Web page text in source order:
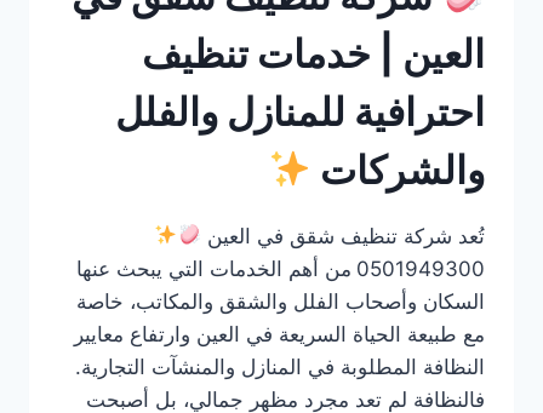
العين | خدمات تنظيف
احترافية للمنازل والفلل
والشركات
تُعد شركة تنظيف شقق في العين
0501949300 من أهم الخدمات التي يبحث عنها
السكان وأصحاب الفلل والشقق والمكاتب، خاصة
مع طبيعة الحياة السريعة في العين وارتفاع معايير
النظافة المطلوبة في المنازل والمنشآت التجارية.
فالنظافة لم تعد مجرد مظهر جمالي، بل أصبحت